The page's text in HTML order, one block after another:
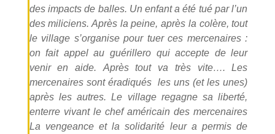
des impacts de balles. Un enfant a été tué par l’un
des miliciens. Après la peine, après la colère, tout
le village s’organise pour tuer ces mercenaires :
on fait appel au guérillero qui accepte de leur
venir en aide. Après tout va très vite…. Les
mercenaires sont éradiqués les uns (et les unes)
après les autres. Le village regagne sa liberté,
enterre vivant le chef américain des mercenaires
La vengeance et la solidarité leur a permis de